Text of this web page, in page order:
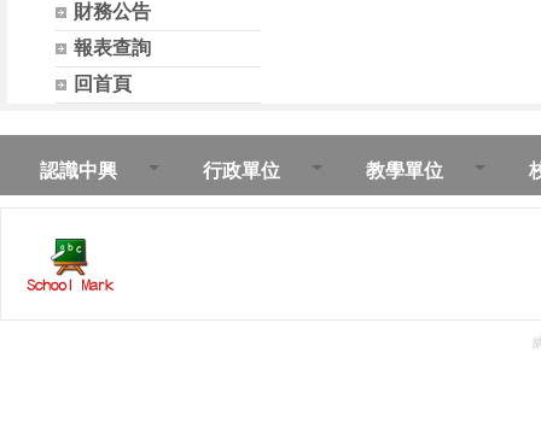
財務公告
報表查詢
回首頁
認識中興 行政單位 教學單位